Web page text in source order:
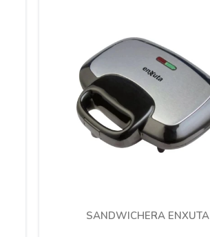
SANDWICHERA ENXUTA